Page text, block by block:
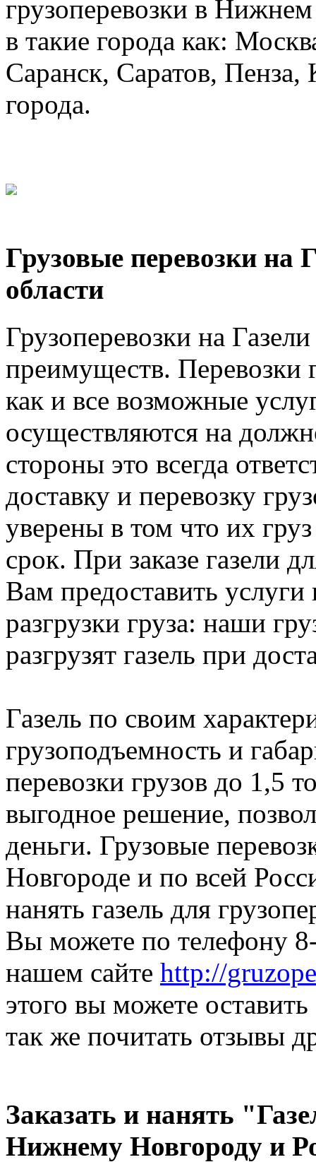
грузоперевозки в
в такие города как:
Саранск, Саратов, Пенза,
города.
Грузовые перевозки на
области
Грузоперевозки на
преимуществ. Перевозки
как и все возможные
осуществляются на
стороны это всегда
доставку и перевозку
уверены в том что их
срок. При заказе газели
Вам предоставить услуги
разгрузки груза: наши
разгрузят газель при
Газель по своим
грузоподъемность и
перевозки грузов до 1,5
выгодное решение,
деньги. Грузовые
Новгороде и по всей
нанять газель для
Вы можете по телефону
нашем сайте http://
этого вы можете
так же почитать отзывы
Заказать и нанять
Нижнему Новгороду и